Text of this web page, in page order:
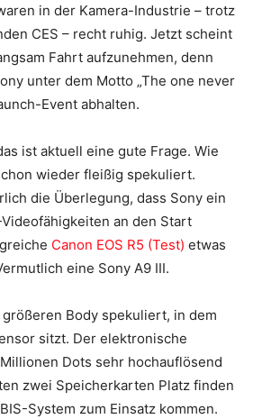
in der Kamera-Industrie – trotz
CES – recht ruhig. Jetzt scheint
Fahrt aufzunehmen, denn
unter dem Motto „The one never
Event abhalten.
ist aktuell eine gute Frage. Wie
wieder fleißig spekuliert.
die Überlegung, dass Sony ein
an den Start
Canon EOS R5 (Test) etwas
eine Sony A9 III.
Body spekuliert, in dem
sitzt. Der elektronische
Dots sehr hochauflösend
zwei Speicherkarten Platz finden
System zum Einsatz kommen.